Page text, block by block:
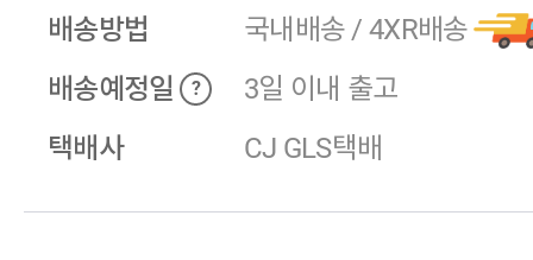
배송방법
국내배송 / 4XR배송
배송예정일
?
3일 이내 출고
택배사
CJ GLS택배